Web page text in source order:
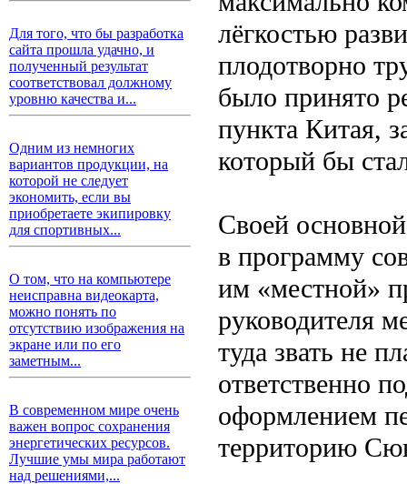
Для того, что бы разработка
сайта прошла удачно, и
полученный результат
соответствовал должному
уровню качества и...
Одним из немногих
вариантов продукции, на
которой не следует
экономить, если вы
приобретаете экипировку
для спортивных...
О том, что на компьютере
неисправна видеокарта,
можно понять по
отсутствию изображения на
экране или по его
заметным...
В современном мире очень
важен вопрос сохранения
энергетических ресурсов.
Лучшие умы мира работают
над решениями,...
лёгкостью
плодотворно
было принято
пункта Китая,
который бы
Своей
в программу
им «местной»
руководителя
туда звать не
ответственно
оформлением
территорию